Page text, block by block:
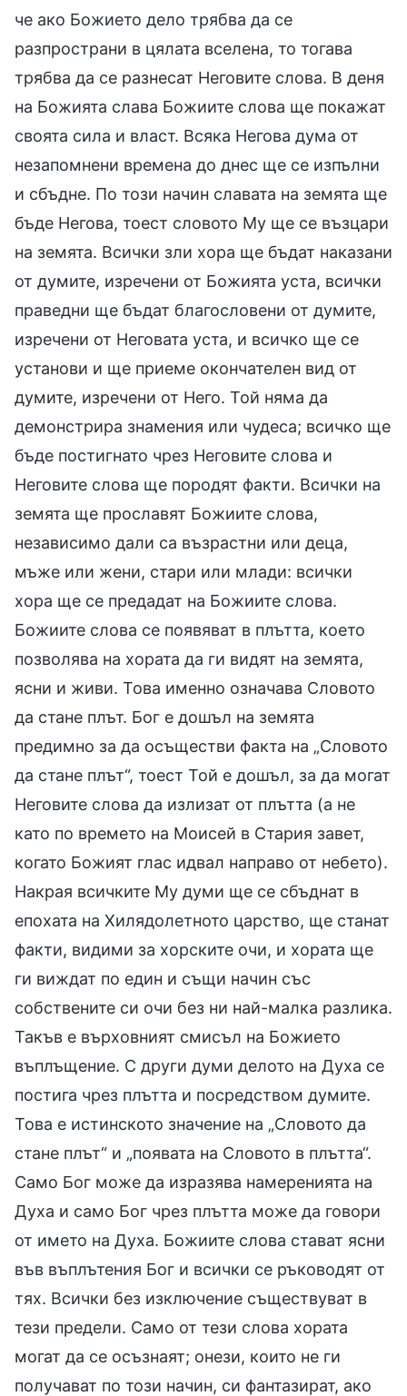
че ако Божието дело трябва да се
разпространи в цялата вселена, то тогава
трябва да се разнесат Неговите слова. В деня
на Божията слава Божиите слова ще покажат
своята сила и власт. Всяка Негова дума от
незапомнени времена до днес ще се изпълни
и сбъдне. По този начин славата на земята ще
бъде Негова, тоест словото Му ще се възцари
на земята. Всички зли хора ще бъдат наказани
от думите, изречени от Божията уста, всички
праведни ще бъдат благословени от думите,
изречени от Неговата уста, и всичко ще се
установи и ще приеме окончателен вид от
думите, изречени от Него. Той няма да
демонстрира знамения или чудеса; всичко ще
бъде постигнато чрез Неговите слова и
Неговите слова ще породят факти. Всички на
земята ще прославят Божиите слова,
независимо дали са възрастни или деца,
мъже или жени, стари или млади: всички
хора ще се предадат на Божиите слова.
Божиите слова се появяват в плътта, което
позволява на хората да ги видят на земята,
ясни и живи. Това именно означава Словото
да стане плът. Бог е дошъл на земята
предимно за да осъществи факта на „Словото
да стане плът“, тоест Той е дошъл, за да могат
Неговите слова да излизат от плътта (а не
като по времето на Моисей в Стария завет,
когато Божият глас идвал направо от небето).
Накрая всичките Му думи ще се сбъднат в
епохата на Хилядолетното царство, ще станат
факти, видими за хорските очи, и хората ще
ги виждат по един и същи начин със
собствените си очи без ни най-малка разлика.
Такъв е върховният смисъл на Божието
въплъщение. С други думи делото на Духа се
постига чрез плътта и посредством думите.
Това е истинското значение на „Словото да
стане плът“ и „появата на Словото в плътта“.
Само Бог може да изразява намеренията на
Духа и само Бог чрез плътта може да говори
от името на Духа. Божиите слова стават ясни
във въплътения Бог и всички се ръководят от
тях. Всички без изключение съществуват в
тези предели. Само от тези слова хората
могат да се осъзнаят; онези, които не ги
получават по този начин, си фантазират, ако